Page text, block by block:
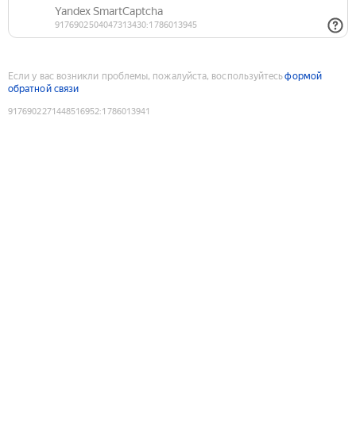
Если у вас возникли проблемы, пожалуйста, воспользуйтесьформой
обратной связи
9176902271448516952:1786013941